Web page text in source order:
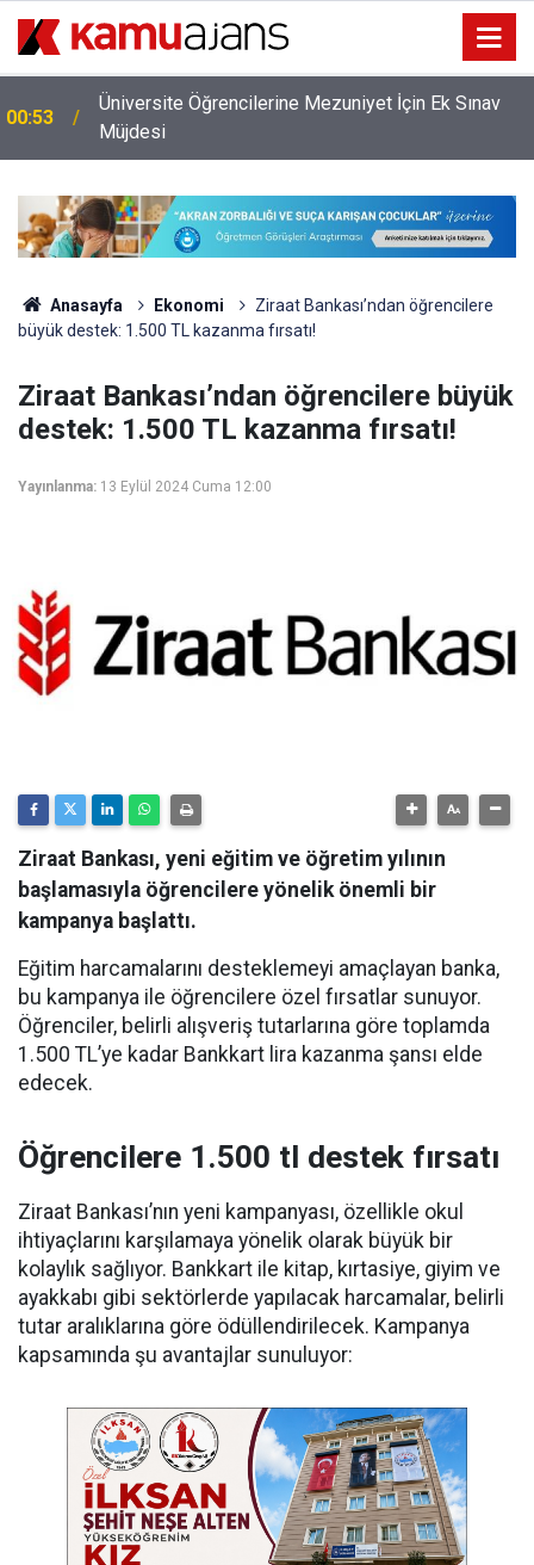
00:53
Üniversite Öğrencilerine Mezuniyet İçin Ek Sınav
Müjdesi
Anasayfa Ekonomi
Ziraat Bankası’ndan öğrencilere
büyük destek: 1.500 TL kazanma fırsatı!
Ziraat Bankası’ndan öğrencilere büyük
destek: 1.500 TL kazanma fırsatı!
Yayınlanma: 13 Eylül 2024 Cuma 12:00
Ziraat Bankası, yeni eğitim ve öğretim yılının
başlamasıyla öğrencilere yönelik önemli bir
kampanya başlattı.
Eğitim harcamalarını desteklemeyi amaçlayan banka,
bu kampanya ile öğrencilere özel fırsatlar sunuyor.
Öğrenciler, belirli alışveriş tutarlarına göre toplamda
1.500 TL’ye kadar Bankkart lira kazanma şansı elde
edecek.
Öğrencilere 1.500 tl destek fırsatı
Ziraat Bankası’nın yeni kampanyası, özellikle okul
ihtiyaçlarını karşılamaya yönelik olarak büyük bir
kolaylık sağlıyor. Bankkart ile kitap, kırtasiye, giyim ve
ayakkabı gibi sektörlerde yapılacak harcamalar, belirli
tutar aralıklarına göre ödüllendirilecek. Kampanya
kapsamında şu avantajlar sunuluyor: